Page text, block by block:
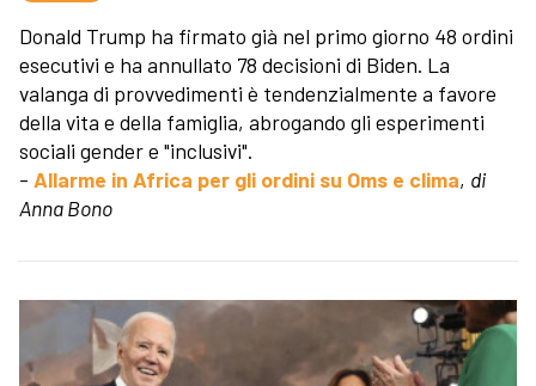
Donald Trump ha firmato già nel primo giorno 48 ordini
esecutivi e ha annullato 78 decisioni di Biden. La
valanga di provvedimenti è tendenzialmente a favore
della vita e della famiglia, abrogando gli esperimenti
sociali gender e "inclusivi".
- Allarme in Africa per gli ordini su Oms e clima, di
Anna Bono